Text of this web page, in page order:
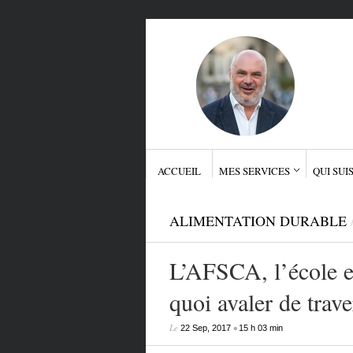
ACCUEIL MES SERVICES QUI
ALIMENTATION DURABLE
L’AFSCA, l’école
quoi avaler de
Le 22 Sep, 2017• 15 h 03 min